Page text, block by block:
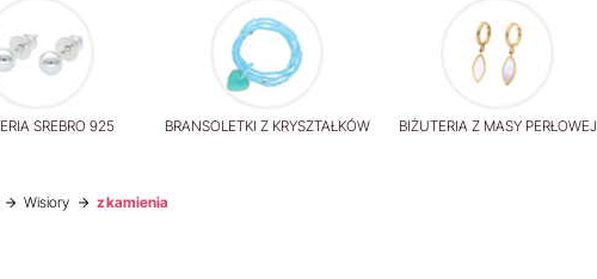
SREBRO 925 BRANSOLETKI Z KRYSZTAŁKÓW BIŻUTERIA Z MASY PERŁOWEJ
Wisiory z kamienia